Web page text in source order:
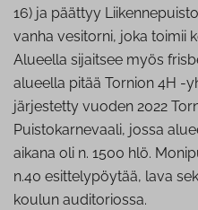
16) ja päättyy
vanha vesitorni, joka toimii
Alueella sijaitsee myös
alueella pitää Tornion 4H -
järjestetty vuoden 2022
Puistokarnevaali, jossa
aikana oli n. 1500 hlö.
n.40 esittelypöytää, lava
koulun auditoriossa.